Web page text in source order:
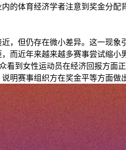
的体育经济学者注意到奖金分配
，但仍存在微小差异。这一现象
而近年来越来越多赛事尝试缩小
看到女性运动员在经济回报方面
明赛事组织方在奖金平等方面做